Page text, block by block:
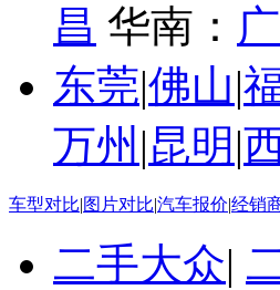
昌 华南：
东莞|佛山|
万州 |昆明 |
车型对比|图片对比|汽车报价|经销
二手大众|